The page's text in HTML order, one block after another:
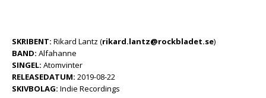
SKRIBENT: Rikard Lantz (rikard.lantz@rockbladet.se)
BAND: Alfahanne
SINGEL: Atomvinter
RELEASEDATUM: 2019-08-22
SKIVBOLAG: Indie Recordings